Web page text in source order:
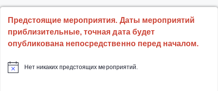
Предстоящие мероприятия. Даты мероприятий
приблизительные, точная дата будет
опубликована непосредственно перед началом.
Нет никаких предстоящих мероприятий.